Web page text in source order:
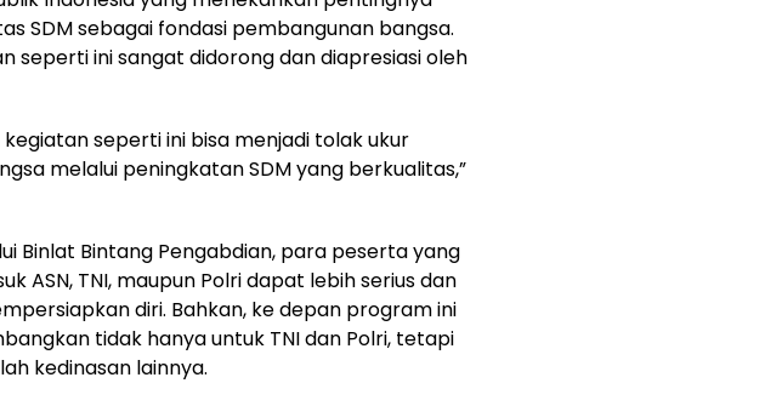
SDM sebagai fondasi pembangunan bangsa.
seperti ini sangat didorong dan diapresiasi oleh
seperti ini bisa menjadi tolak ukur
melalui peningkatan SDM yang berkualitas,”
Binlat Bintang Pengabdian, para peserta yang
ASN, TNI, maupun Polri dapat lebih serius dan
diri. Bahkan, ke depan program ini
tidak hanya untuk TNI dan Polri, tetapi
kedinasan lainnya.